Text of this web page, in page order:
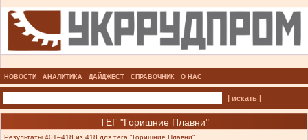
НОВОСТИ АНАЛИТИКА ДАЙДЖЕСТ СПРАВОЧНИК О НАС
| искать |
ТЕГ "Горишние Плавни"
Результаты 401–418 из 418 для тега "Горишние Плавни".